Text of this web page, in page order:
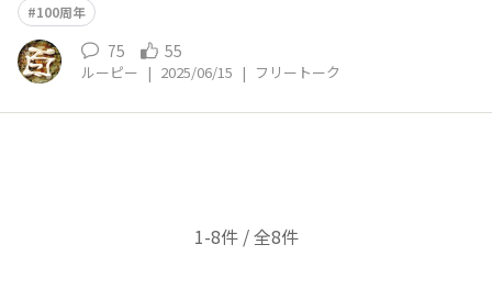
とうございます＆これからもよろしくお願いします😃
100周年
75 55
ルーピー | 2025/06/15 | フリートーク
1-8件 / 全8件